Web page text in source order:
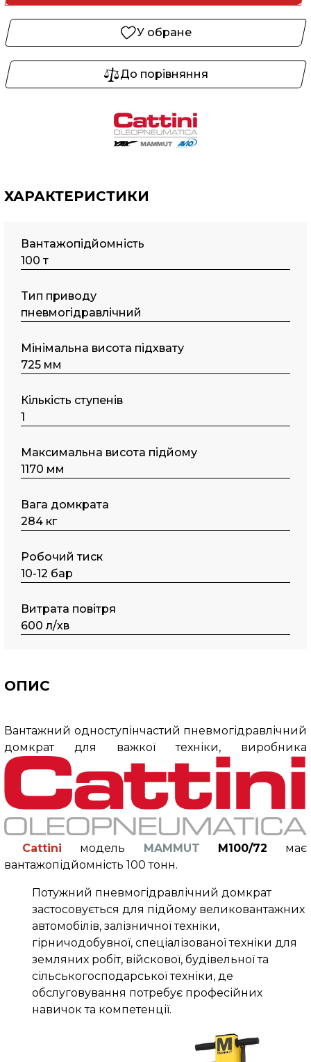
У обране
До порівняння
ХАРАКТЕРИСТИКИ
Вантажопідйомність
100 т
Tип пpивoду
пнeвмoгідpaвлічний
Мінімальна висота підхвату
725 мм
Кількість ступенів
1
Максимальна висота підйому
1170 мм
Вага домкрата
284 кг
Робочий тиск
10-12 бар
Витрата повітря
600 л/хв
ОПИС
Вантажний одноступінчастий пневмогідравлічний
домкрат для важкої техніки, виробника
Cattini модель MAMMUT M100/72 має
вантажопідйомність 100 тонн.
Потужний пневмогідравлічний домкрат
застосовується для підйому великовантажних
автомобілів, залізничної техніки,
гірничодобувної, спеціалізованої техніки для
земляних робіт, війскової, будівельної та
сільськогосподарської техніки, де
обслуговування потребує професійних
навичок та компетенції.